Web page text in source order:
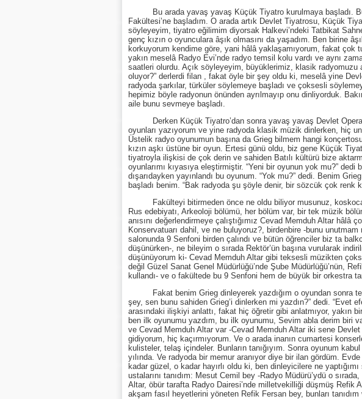
Bu arada yavaş yavaş Küçük Tiyatro kurulmaya başladı. Bu
Fakültesi’ne başladım. O arada artık Devlet Tiyatrosu, Küçük
söyleyeyim, tiyatro eğilimim diyorsak Halkevi’ndeki Tatbikat
genç kızın o oyunculara âşık olmasını da yaşadım. Ben birine
korkuyorum kendime göre, yani hâlâ yaklaşamıyorum, fakat
yakın meselâ Radyo Evi’nde radyo temsil kolu vardı ve aynı
saatleri olurdu. Açık söyleyeyim, büyüklerimiz, klasik radyomuzu
oluyor?” derlerdi filan , fakat öyle bir şey oldu ki, meselâ yine
radyoda şarkılar, türküler söylemeye başladı ve çoksesli
hepimiz böyle radyonun önünden ayrılmayıp onu dinliyorduk.
aile bunu sevmeye başladı.
Derken Küçük Tiyatro’dan sonra yavaş yavaş Devlet
oyunları yazıyorum ve yine radyoda klasik müzik dinlerken, hiç
Üstelik radyo oyunumun başına da Grieg bilmem hangi
kızın aşkı üstüne bir oyun. Ertesi günü oldu, biz gene Küçük
tiyatroyla ilişkisi de çok derin ve sahiden Batılı kültürü bize
oyunlarımı kıyasıya eleştirmiştir. “Yeni bir oyunun yok mu?”
dışarıdayken yayınlandı bu oyunum. “Yok mu?” dedi. Benim
başladı benim. “Bak radyoda şu şöyle denir, bir sözcük çok renk
Fakülteyi bitirmeden önce ne oldu biliyor musunuz, koskoca
Rus edebiyatı, Arkeoloji bölümü, her bölüm var, bir tek müzik
anısını değerlendirmeye çalıştığımız Cevad Memduh Altar
Konservatuarı dahil, ve ne buluyoruz?, birdenbire -bunu
salonunda 9 Senfoni birden çalındı ve bütün öğrenciler biz ta
düşünürken-, ne bileyim o sırada Rektör’ün başına vurularak
düşünüyorum ki- Cevad Memduh Altar gibi teksesli müzikten
değil Güzel Sanat Genel Müdürlüğü’nde Şube Müdürlüğü’nün,
kullandı- ve o fakültede bu 9 Senfoni hem de büyük bir orkestra
Fakat benim Grieg dinleyerek yazdığım o oyundan sonra
şey, sen bunu sahiden Grieg’i dinlerken mi yazdın?” dedi. “Evet
arasındaki ilişkiyi anlattı, fakat hiç öğretir gibi anlatmıyor, yakın
ben ilk oyunumu yazdım, bu ilk oyunumu, Sevim abla derim biri
ve Cevad Memduh Altar var -Cevad Memduh Altar iki sene
gidiyorum, hiç kaçırmıyorum. Ve o arada inanın cumartesi
kulisteler, telaş içindeler. Bunların tanığıyım. Sonra oyunum
yılında. Ve radyoda bir memur aranıyor diye bir ilan gördüm.
kadar güzel, o kadar hayırlı oldu ki, ben dinleyicilere ne
ustalarını tanıdım: Mesut Cemil bey -Radyo Müdürü’ydü o
Altar, öbür tarafta Radyo Dairesi’nde milletvekilliği düşmüş Refik
akşam fasıl heyetlerini yöneten Refik Fersan bey, bunları